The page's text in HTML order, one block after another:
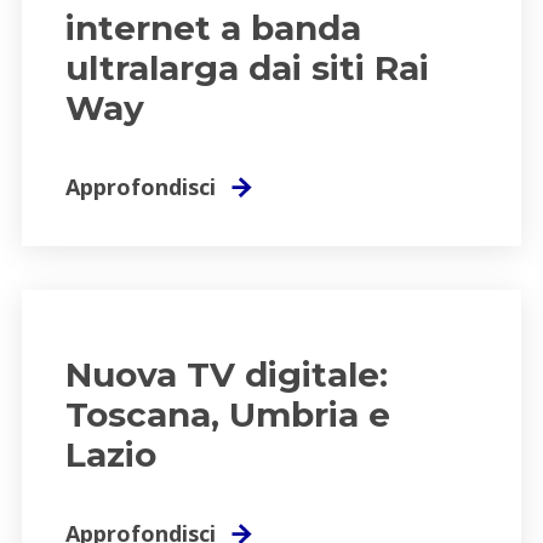
internet a banda
ultralarga dai siti Rai
Way
Approfondisci
Nuova TV digitale:
Toscana, Umbria e
Lazio
Approfondisci